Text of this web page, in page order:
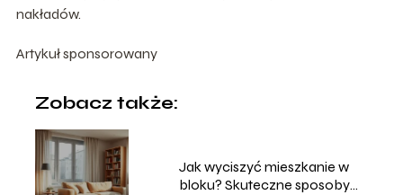
nakładów.
Artykuł sponsorowany
Zobacz także:
Jak wyciszyć mieszkanie w
bloku? Skuteczne sposoby